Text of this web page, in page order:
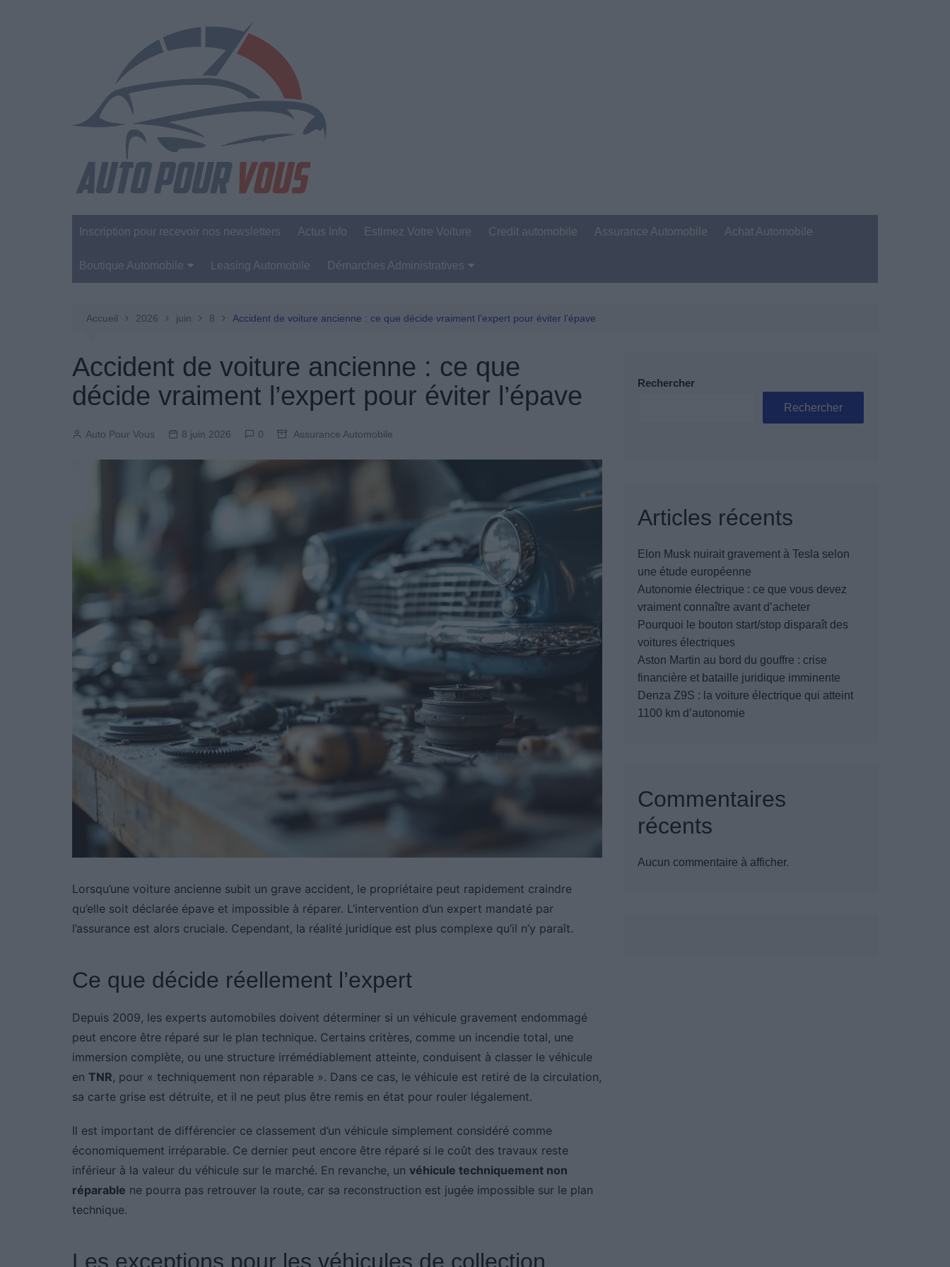
Inscription pour recevoir nos newsletters Actus Info Estimez Votre Voiture Credit automobile Assurance Automobile Achat Automobile
Boutique Automobile
Entretien Automobile
Produits Boutique
Leasing Automobile Démarches Administratives
Permis De Conduire
Accueil 2026 juin 8 Accident de voiture ancienne : ce que décide vraiment l’expert pour éviter l’épave
Accident de voiture ancienne : ce que
décide vraiment l’expert pour éviter l’épave
Auto Pour Vous 8 juin 2026 0 Assurance Automobile
Lorsqu’une voiture ancienne subit un grave accident, le propriétaire peut rapidement craindre
qu’elle soit déclarée épave et impossible à réparer. L’intervention d’un expert mandaté par
l’assurance est alors cruciale. Cependant, la réalité juridique est plus complexe qu’il n’y paraît.
Ce que décide réellement l’expert
Depuis 2009, les experts automobiles doivent déterminer si un véhicule gravement endommagé
peut encore être réparé sur le plan technique. Certains critères, comme un incendie total, une
immersion complète, ou une structure irrémédiablement atteinte, conduisent à classer le véhicule
en TNR, pour « techniquement non réparable ». Dans ce cas, le véhicule est retiré de la circulation,
sa carte grise est détruite, et il ne peut plus être remis en état pour rouler légalement.
Il est important de différencier ce classement d’un véhicule simplement considéré comme
économiquement irréparable. Ce dernier peut encore être réparé si le coût des travaux reste
inférieur à la valeur du véhicule sur le marché. En revanche, un véhicule techniquement non
réparable ne pourra pas retrouver la route, car sa reconstruction est jugée impossible sur le plan
technique.
Les exceptions pour les véhicules de collection
Rechercher
Rechercher
Articles récents
Elon Musk nuirait gravement à Tesla selon
une étude européenne
Autonomie électrique : ce que vous devez
vraiment connaître avant d’acheter
Pourquoi le bouton start/stop disparaît des
voitures électriques
Aston Martin au bord du gouffre : crise
financière et bataille juridique imminente
Denza Z9S : la voiture électrique qui atteint
1100 km d’autonomie
Commentaires
récents
Aucun commentaire à afficher.